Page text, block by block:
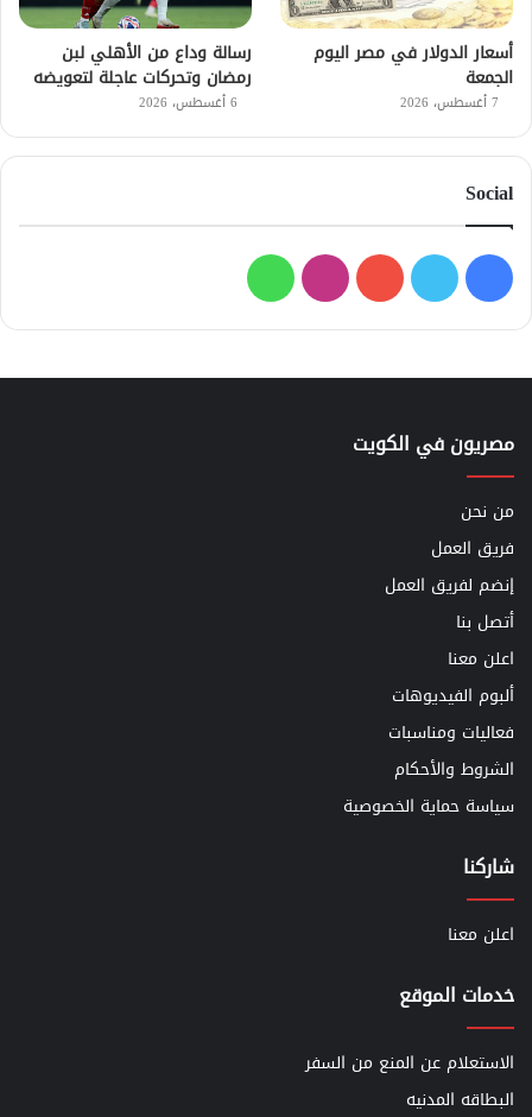
أسعار الدولار في مصر اليوم
الجمعة
7 أغسطس، 2026
رسالة وداع من الأهلي لبن
رمضان وتحركات عاجلة لتعويضه
6 أغسطس، 2026
Social
فيسبوك
تويتر يوتيوبانستقرامواتساب
مصريون في الكويت
من نحن
فريق العمل
إنضم لفريق العمل
أتصل بنا
اعلن معنا
ألبوم الفيديوهات
فعاليات ومناسبات
الشروط والأحكام
سياسة حماية الخصوصية
شاركنا
اعلن معنا
خدمات الموقع
الاستعلام عن المنع من السفر
البطاقه المدنيه